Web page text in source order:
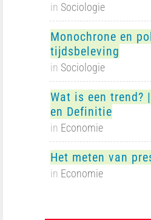
in Sociologie
Monochrone en
tijdsbeleving
in Sociologie
Wat is een trend?
en Definitie
in Economie
Het meten van
in Economie